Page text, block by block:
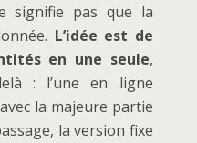
signifie pas que la
L’idée est de
en une seule,
: l’une en ligne
la majeure partie
la version fixe